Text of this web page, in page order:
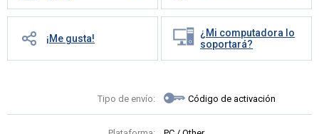
¡Me gusta!
¿Mi computadora lo
soportará?
Tipo de envío: Código de activación